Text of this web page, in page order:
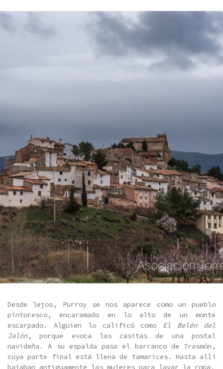
Desde lejos, Purroy se nos aparece como un pueblo
pintoresco, encaramado en lo alto de un monte
escarpado. Alguien lo calificó como El Belén del
Jalón, porque evoca las casitas de una postal
navideña. A su espalda pasa el barranco de Trasmón,
cuya parte final está llena de tamarices. Hasta allí
bajaban antiguamente las mujeres para lavar la ropa.